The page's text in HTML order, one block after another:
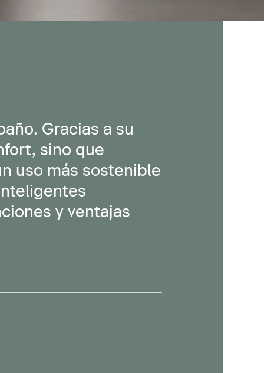
Gracias a su
sino que
uso más sostenible
y ventajas